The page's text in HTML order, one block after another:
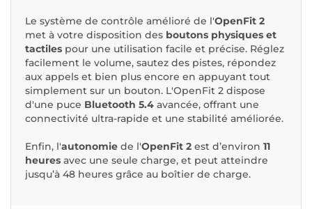
Le système de contrôle amélioré de l'OpenFit 2
met à votre disposition des boutons physiques et
tactiles pour une utilisation facile et précise. Réglez
facilement le volume, sautez des pistes, répondez
aux appels et bien plus encore en appuyant tout
simplement sur un bouton. L'OpenFit 2 dispose
d'une puce Bluetooth 5.4 avancée, offrant une
connectivité ultra-rapide et une stabilité améliorée.
Enfin, l'autonomie de l'OpenFit 2 est d’environ 11
heures avec une seule charge, et peut atteindre
jusqu’à 48 heures grâce au boîtier de charge.